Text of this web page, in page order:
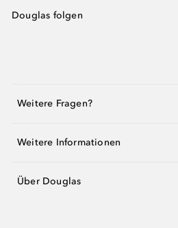
Douglas folgen
Weitere Fragen?
Weitere Informationen
Über Douglas